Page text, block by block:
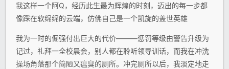
我这样一个阿Q，经历此生最为辉煌的时刻，迈出的每一步都
像踩在软绵绵的云端，仿佛自己是一个凯旋的盖世英雄
我为一时的倔强付出巨大的代价———惩罚等级由警告升级为
记过，礼拜一全校晨会，别人都在聆听领导训话，而我在冲洗
操场角落那个简陋又瘟臭的厕所。冲完厕所以后，我淡定地走